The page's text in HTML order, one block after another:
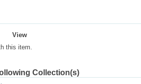
View
this item.
Collection(s)